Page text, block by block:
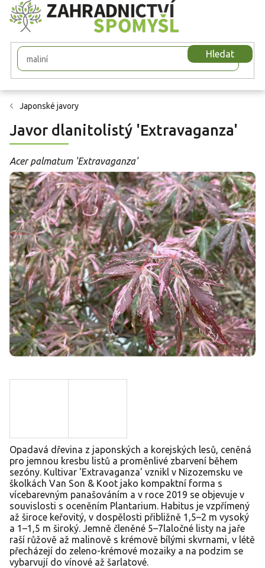
Přejít
na
obsah
Hledat
Japonské javory
Javor dlanitolistý 'Extravaganza'
Acer palmatum 'Extravaganza'
Opadavá dřevina z japonských a korejských lesů, ceněná
pro jemnou kresbu listů a proměnlivé zbarvení během
sezóny. Kultivar 'Extravaganza' vznikl v Nizozemsku ve
školkách Van Son & Koot jako kompaktní forma s
vícebarevným panašováním a v roce 2019 se objevuje v
souvislosti s oceněním Plantarium. Habitus je vzpřímený
až široce keřovitý, v dospělosti přibližně 1,5–2 m vysoký
a 1–1,5 m široký. Jemně členěné 5–7laločné listy na jaře
raší růžově až malinově s krémově bílými skvrnami, v létě
přecházejí do zeleno-krémové mozaiky a na podzim se
vybarvují do vínové až šarlatové.